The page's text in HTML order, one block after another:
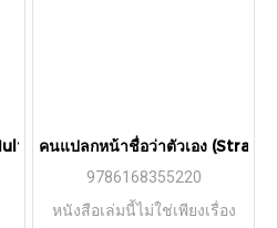
/ Ed Yong / ลลิตา ผลผลา /
คนแปลกหน้าชื่อว่าตัวเอง
9786168355220
หนังสือเล่มนี้ไม่ใช่เพียงเรื่อง